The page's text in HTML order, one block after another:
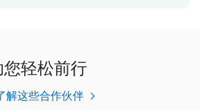
轻松前行
解这些合作伙伴